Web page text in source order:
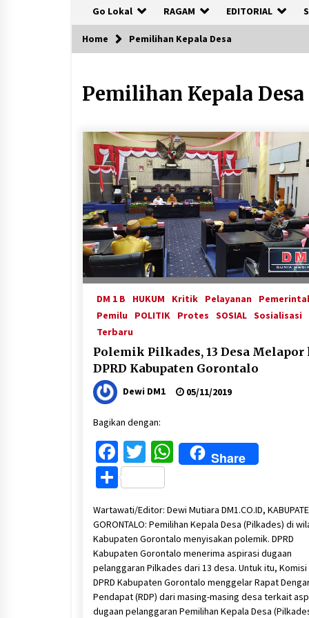
Go Lokal RAGAM EDITORIAL
Home Pemilihan Kepala Desa
Pemilihan Kepala Desa
DM 1 B HUKUM Kritik Pelayanan
Pemilu
POLITIK Protes SOSIAL Sosialisasi
Terbaru
Polemik Pilkades, 13 Desa Melapor
DPRD Kabupaten Gorontalo
Dewi DM1 05/11/2019
Bagikan dengan:
Facebook
Twitter
WhatsApp
Share
Share
Wartawati/Editor: Dewi Mutiara DM1.CO.ID,
GORONTALO: Pemilihan Kepala Desa (Pilkades) di
Kabupaten Gorontalo menyisakan polemik. DPRD
Kabupaten Gorontalo menerima aspirasi dugaan
pelanggaran Pilkades dari 13 desa. Untuk itu, Komisi
DPRD Kabupaten Gorontalo menggelar Rapat
Pendapat (RDP) dari masing-masing desa terkait
dugaan pelanggaran Pemilihan Kepala Desa